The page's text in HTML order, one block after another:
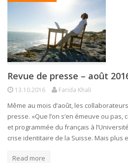
Revue de presse – août
13.10.2016 Farida Khali
Même au mois d’août, les
presse. «Que l’on s’en émeuve ou
et programmée du français à
crise identitaire de la Suisse. Mais plus
Read more